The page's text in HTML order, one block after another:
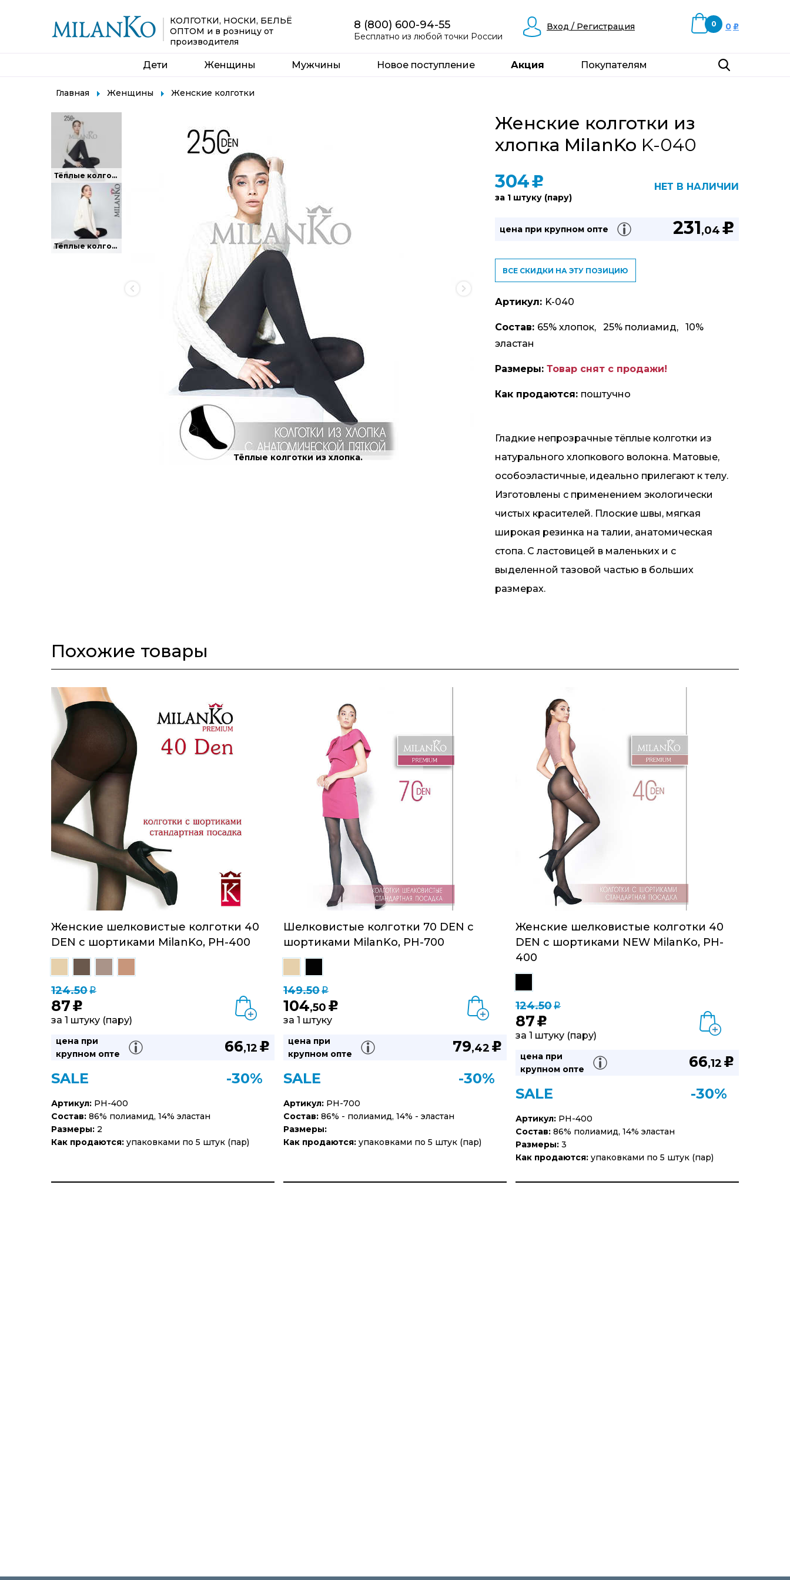
КОЛГОТКИ, НОСКИ, БЕЛЬЁ
ОПТОМ и в розницу от
производителя
Главная Женщины Женские колготки
Женские колготки из
хлопка MilanKo K-040
304u
за 1 штуку (пару)
НЕТ В НАЛИЧИИ
цена при крупном опте 231,04 u
ВСЕ СКИДКИ НА ЭТУ ПОЗИЦИЮ
Артикул: K-040
Состав: 65% хлопок, 25% полиамид, 10%
эластан
Размеры: Товар снят с продажи!
Как продаются: поштучно
Гладкие непрозрачные тёплые колготки из
натурального хлопкового волокна. Матовые,
особоэластичные, идеально прилегают к телу.
Изготовлены с применением экологически
чистых красителей. Плоские швы, мягкая
широкая резинка на талии, анатомическая
стопа. С ластовицей в маленьких и с
выделенной тазовой частью в больших
размерах.
Тёплые колготки из хлопка.
Тёплые колготки из хлопка.
Тёплые колготки из хлопка.
Похожие товары
Женские шелковистые колготки 40
DEN с шортиками MilanKo, PH-400
124.50q
87 u
за 1 штуку (пару)
цена при
крупном опте
66,12 u
SALE -30%
Артикул: PH-400
Состав: 86% полиамид, 14% эластан
Размеры: 2
Как продаются: упаковками по 5 штук (пар)
Шелковистые колготки 70 DEN с
шортиками MilanKo, PH-700
149.50q
104,50 u
за 1 штуку
цена при
крупном опте
79,42 u
SALE -30%
Артикул: PH-700
Состав: 86% - полиамид, 14% - эластан
Размеры:
Как продаются: упаковками по 5 штук (пар)
Женские шелковистые колготки 40
DEN с шортиками NEW MilanKo, PH-
400
124.50q
87 u
за 1 штуку (пару)
цена при
крупном опте
66,12 u
SALE -30%
Артикул: PH-400
Состав: 86% полиамид, 14% эластан
Размеры: 3
Как продаются: упаковками по 5 штук (пар)
8 (800) 600-94-55
Бесплатно из любой точки России
Вход / Регистрация 0 u
0
Дети Женщины Мужчины Новое поступление Акция Покупателям